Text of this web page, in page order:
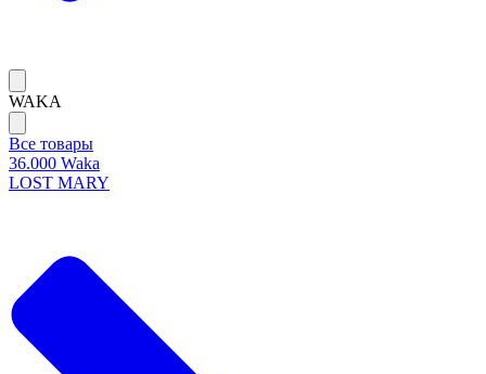
WAKA
Все товары
36.000 Waka
LOST MARY